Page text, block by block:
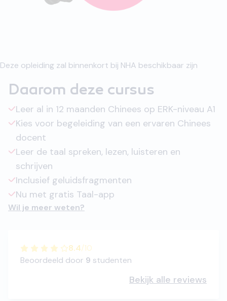
Deze opleiding zal binnenkort bij NHA beschikbaar zijn
Daarom deze cursus
Leer al in 12 maanden Chinees op ERK-niveau A1
Kies voor begeleiding van een ervaren Chinees
docent
Leer de taal spreken, lezen, luisteren en
schrijven
Inclusief geluidsfragmenten
Nu met gratis Taal-app
Wil je meer weten?
8.4/10
Beoordeeld door 9 studenten
Bekijk alle reviews